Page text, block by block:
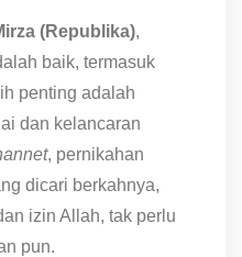
(Republika),
baik, termasuk
penting adalah
dan kelancaran
, pernikahan
dicari berkahnya,
izin Allah, tak perlu
pun.